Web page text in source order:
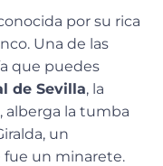
por su rica
. Una de las
que puedes
de Sevilla, la
alberga la tumba
un
un minarete.